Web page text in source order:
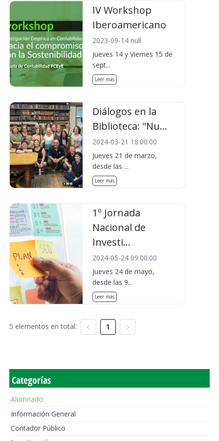
IV Workshop
Iberoamericano
2023-09-14 null
Jueves 14 y Viernes 15 de
sept...
Leer más
Diálogos en la
Biblioteca: "Nu...
2024-03-21 18:00:00
Jueves 21 de marzo,
desde las ...
Leer más
1º Jornada
Nacional de
Investi...
2024-05-24 09:00:00
Jueves 24 de mayo,
desde las 9...
Leer más
5 elementos en total: 1
Categorías
Alumnado
Información General
Contador Público